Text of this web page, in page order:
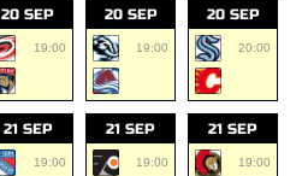
20 SEP
19:00
20 SEP
19:00
20 SEP
20:00
21 SEP
19:00
21 SEP
19:00
21 SEP
19:00